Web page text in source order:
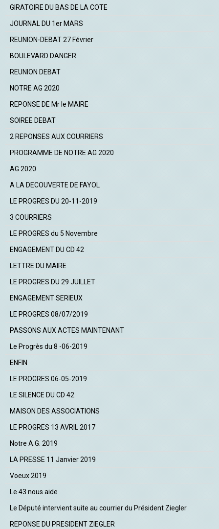
GIRATOIRE DU BAS DE LA COTE
JOURNAL DU 1er MARS
REUNION-DEBAT 27 Février
BOULEVARD DANGER
REUNION DEBAT
NOTRE AG 2020
REPONSE DE Mr le MAIRE
SOIREE DEBAT
2 REPONSES AUX COURRIERS
PROGRAMME DE NOTRE AG 2020
AG 2020
A LA DECOUVERTE DE FAYOL
LE PROGRES DU 20-11-2019
3 COURRIERS
LE PROGRES du 5 Novembre
ENGAGEMENT DU CD 42
LETTRE DU MAIRE
LE PROGRES DU 29 JUILLET
ENGAGEMENT SERIEUX
LE PROGRES 08/07/2019
PASSONS AUX ACTES MAINTENANT
Le Progrès du 8 -06-2019
ENFIN
LE PROGRES 06-05-2019
LE SILENCE DU CD 42
MAISON DES ASSOCIATIONS
LE PROGRES 13 AVRIL 2017
Notre A.G. 2019
LA PRESSE 11 Janvier 2019
Voeux 2019
Le 43 nous aide
Le Député intervient suite au courrier du Président Ziegler
REPONSE DU PRESIDENT ZIEGLER